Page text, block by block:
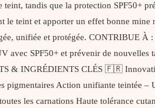
tandis que la protection SPF50+
le teint et apporter un effet bonne mine
unifiée et protégée. CONTRIBUE À
avec SPF50+ et prévenir de nouvelles
& INGRÉDIENTS CLÉS 🇫🇷
pigmentaires Action unifiante teintée –
les carnations Haute tolérance